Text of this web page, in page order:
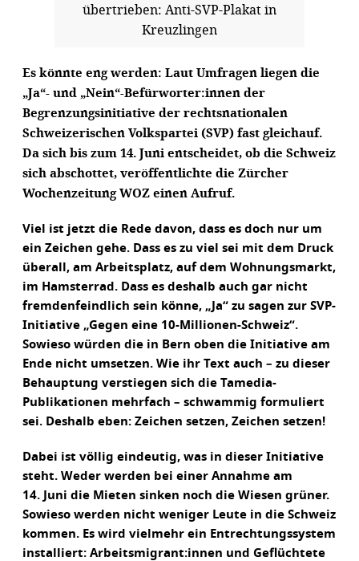
übertrieben: Anti-SVP-Plakat in
Kreuzlingen
Es könnte eng werden: Laut Umfragen liegen die
„Ja“- und „Nein“-Befürworter:innen der
Begrenzungsinitiative der rechtsnationalen
Schweizerischen Volkspartei (SVP) fast gleichauf.
Da sich bis zum 14. Juni entscheidet, ob die Schweiz
sich abschottet, veröffentlichte die Zürcher
Wochenzeitung WOZ einen Aufruf.
Viel ist jetzt die Rede davon, dass es doch nur um
ein Zeichen gehe. Dass es zu viel sei mit dem Druck
überall, am Arbeitsplatz, auf dem Wohnungsmarkt,
im Hamsterrad. Dass es deshalb auch gar nicht
fremdenfeindlich sein könne, „Ja“ zu sagen zur SVP-
Initiative „Gegen eine 10-Millionen-Schweiz“.
Sowieso würden die in Bern oben die Initiative am
Ende nicht umsetzen. Wie ihr Text auch – zu dieser
Behauptung verstiegen sich die Tamedia-
Publikationen mehrfach – schwammig formuliert
sei. Deshalb eben: Zeichen setzen, Zeichen setzen!
Dabei ist völlig eindeutig, was in dieser Initiative
steht. Weder werden bei einer Annahme am
14. Juni die Mieten sinken noch die Wiesen grüner.
Sowieso werden nicht weniger Leute in die Schweiz
kommen. Es wird vielmehr ein Entrechtungssystem
installiert: Arbeitsmigrant:innen und Geflüchtete